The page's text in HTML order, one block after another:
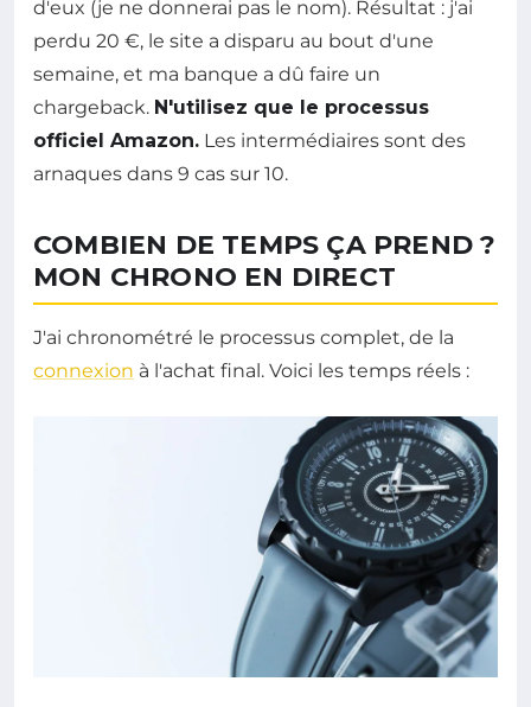
d'eux (je ne donnerai pas le nom). Résultat : j'ai
perdu 20 €, le site a disparu au bout d'une
semaine, et ma banque a dû faire un
chargeback. N'utilisez que le processus
officiel Amazon. Les intermédiaires sont des
arnaques dans 9 cas sur 10.
COMBIEN DE TEMPS ÇA PREND ?
MON CHRONO EN DIRECT
J'ai chronométré le processus complet, de la
connexion à l'achat final. Voici les temps réels :